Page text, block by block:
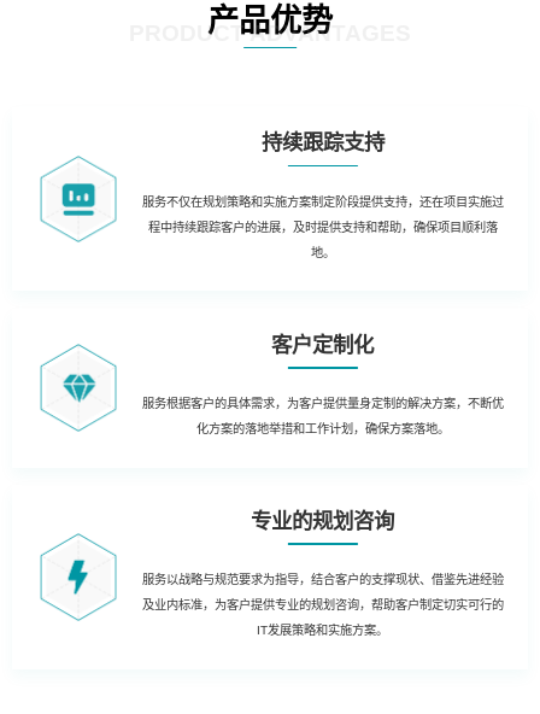
产品优势
PRODUCT ADVANTAGES
持续跟踪支持
服务不仅在规划策略和实施方案制定阶段提供支持，还在项目实施过
程中持续跟踪客户的进展，及时提供支持和帮助，确保项目顺利落
地。
客户定制化
服务根据客户的具体需求，为客户提供量身定制的解决方案，不断优
化方案的落地举措和工作计划，确保方案落地。
专业的规划咨询
服务以战略与规范要求为指导，结合客户的支撑现状、借鉴先进经验
及业内标准，为客户提供专业的规划咨询，帮助客户制定切实可行的
IT发展策略和实施方案。